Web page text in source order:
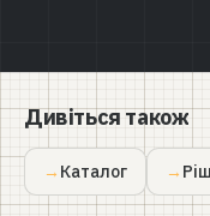
Дивіться також
Каталог